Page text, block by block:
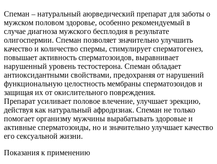
Спеман – натуральный аюрведический препарат для заботы о
мужском половом здоровье, особенно рекомендуемый в
случае диагноза мужского бесплодия в результате
олигоспермии. Спеман позволяет значительно улучшить
качество и количество спермы, стимулирует сперматогенез,
повышает активность сперматозоидов, выравнивает
нарушенный уровень тестостерона. Спеман обладает
антиоксидантными свойствами, предохраняя от нарушений
функциональную целостность мембраны сперматозоидов и
защищая их от окислительного повреждения.
Препарат усиливает половое влечение, улучшает эрекцию,
действуя как натуральный афродизиак. Спеман не только
помогает организму мужчины вырабатывать здоровые и
активные сперматозоиды, но и значительно улучшает качество
его сексуальной жизни.
Показания к применению